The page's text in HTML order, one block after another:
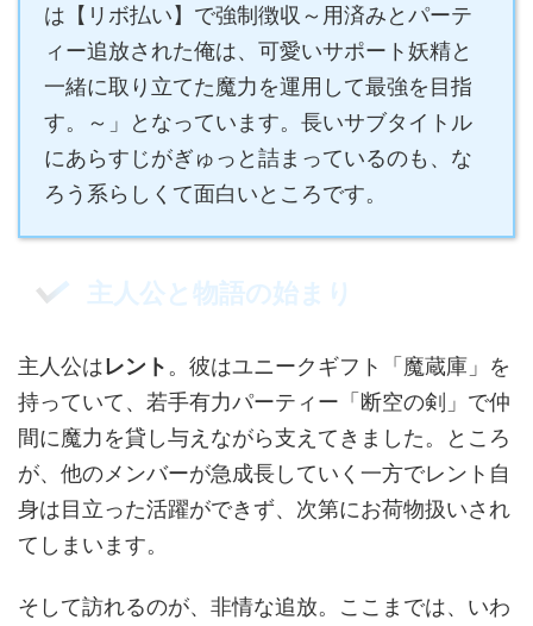
は【リボ払い】で強制徴収～用済みとパーテ
ィー追放された俺は、可愛いサポート妖精と
一緒に取り立てた魔力を運用して最強を目指
す。～」となっています。長いサブタイトル
にあらすじがぎゅっと詰まっているのも、な
ろう系らしくて面白いところです。
主人公と物語の始まり
主人公はレント。彼はユニークギフト「魔蔵庫」を
持っていて、若手有力パーティー「断空の剣」で仲
間に魔力を貸し与えながら支えてきました。ところ
が、他のメンバーが急成長していく一方でレント自
身は目立った活躍ができず、次第にお荷物扱いされ
てしまいます。
そして訪れるのが、非情な追放。ここまでは、いわ